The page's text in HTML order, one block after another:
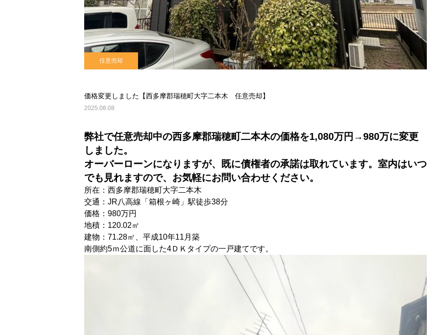
任意売却
価格変更しました【西多摩郡瑞穂町大字二本木 任意売却】
2025.08.08
弊社で任意売却中の西多摩郡瑞穂町二本木の価格を1,080万円→980万に変更
しました。
オーバーローンになりますが、既に債権者の承諾は取れています。室内はいつ
でも見れますので、お気軽にお問い合わせください。
所在：西多摩郡瑞穂町大字二本木
交通：JR八高線「箱根ヶ崎」駅徒歩38分
価格：980万円
地積：120.02㎡
建物：71.28㎡、平成10年11月築
南側約5ｍ公道に面した4ＤＫタイプの一戸建てです。